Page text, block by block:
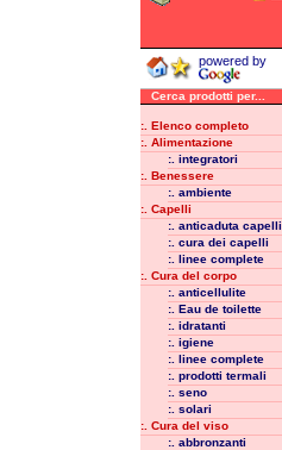
powered by
Cerca prodotti per...
:. Elenco completo
:. Alimentazione
:. integratori
:. Benessere
:. ambiente
:. Capelli
:. anticaduta capelli
:. cura dei capelli
:. linee complete
:. Cura del corpo
:. anticellulite
:. Eau de toilette
:. idratanti
:. igiene
:. linee complete
:. prodotti termali
:. seno
:. solari
:. Cura del viso
:. abbronzanti